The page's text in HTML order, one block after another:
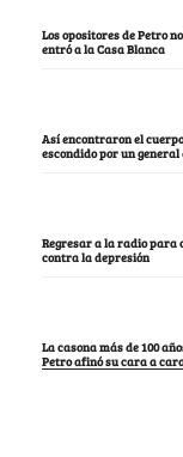
Los opositores de Petro
entró a la Casa Blanca
Así encontraron el
escondido por un general
Regresar a la radio para
contra la depresión
La casona más de 100
Petro afinó su cara a